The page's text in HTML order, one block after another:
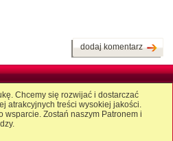
dodaj komentarz
Chcemy się rozwijać i dostarczać
atrakcyjnych treści wysokiej jakości.
wsparcie. Zostań naszym Patronem i